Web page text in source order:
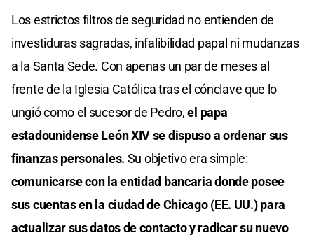
Los estrictos filtros de seguridad no entienden de
investiduras sagradas, infalibilidad papal ni mudanzas
a la Santa Sede. Con apenas un par de meses al
frente de la Iglesia Católica tras el cónclave que lo
ungió como el sucesor de Pedro,el papa
estadounidense León XIV se dispuso a ordenar sus
finanzas personales. Su objetivo era simple:
comunicarse con la entidad bancaria donde posee
sus cuentas en la ciudad de Chicago (EE. UU.) para
actualizar sus datos de contacto y radicar su nuevo